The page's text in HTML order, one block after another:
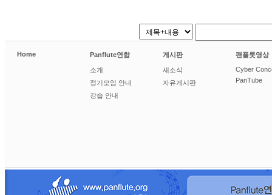
Home Panflute연합
소개
정기모임 안내
강습 안내
게시판
새소식
자유게시판
팬플룻영상
Cyber
PanTube